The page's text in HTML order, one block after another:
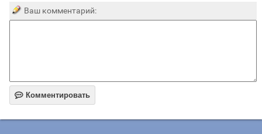
Ваш комментарий:
 Комментировать